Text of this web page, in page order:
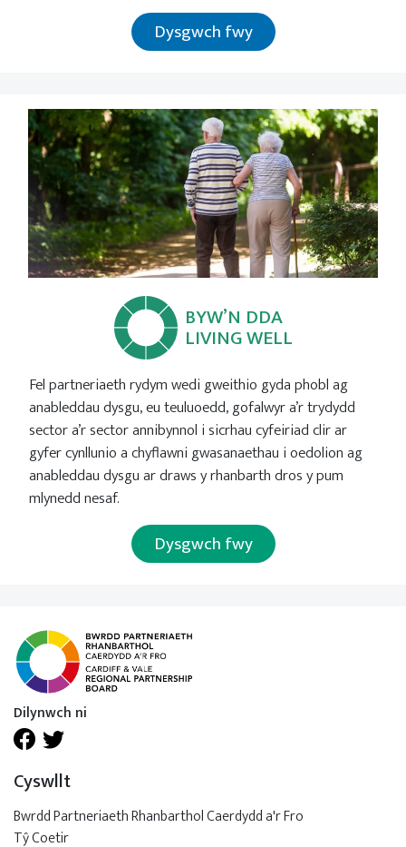
Dysgwch fwy
BYW’N DDA
LIVING WELL
Fel partneriaeth rydym wedi gweithio gyda phobl ag
anableddau dysgu, eu teuluoedd, gofalwyr a’r trydydd
sector a’r sector annibynnol i sicrhau cyfeiriad clir ar
gyfer cynllunio a chyflawni gwasanaethau i oedolion ag
anableddau dysgu ar draws y rhanbarth dros y pum
mlynedd nesaf.
Dysgwch fwy
Dilynwch ni
Cyswllt
Bwrdd Partneriaeth Rhanbarthol Caerdydd a'r Fro
Tŷ Coetir